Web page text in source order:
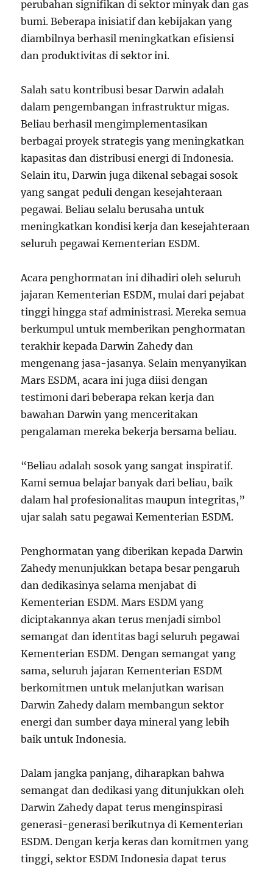
perubahan signifikan di sektor minyak dan gas
bumi. Beberapa inisiatif dan kebijakan yang
diambilnya berhasil meningkatkan efisiensi
dan produktivitas di sektor ini.
Salah satu kontribusi besar Darwin adalah
dalam pengembangan infrastruktur migas.
Beliau berhasil mengimplementasikan
berbagai proyek strategis yang meningkatkan
kapasitas dan distribusi energi di Indonesia.
Selain itu, Darwin juga dikenal sebagai sosok
yang sangat peduli dengan kesejahteraan
pegawai. Beliau selalu berusaha untuk
meningkatkan kondisi kerja dan kesejahteraan
seluruh pegawai Kementerian ESDM.
Acara penghormatan ini dihadiri oleh seluruh
jajaran Kementerian ESDM, mulai dari pejabat
tinggi hingga staf administrasi. Mereka semua
berkumpul untuk memberikan penghormatan
terakhir kepada Darwin Zahedy dan
mengenang jasa-jasanya. Selain menyanyikan
Mars ESDM, acara ini juga diisi dengan
testimoni dari beberapa rekan kerja dan
bawahan Darwin yang menceritakan
pengalaman mereka bekerja bersama beliau.
“Beliau adalah sosok yang sangat inspiratif.
Kami semua belajar banyak dari beliau, baik
dalam hal profesionalitas maupun integritas,”
ujar salah satu pegawai Kementerian ESDM.
Penghormatan yang diberikan kepada Darwin
Zahedy menunjukkan betapa besar pengaruh
dan dedikasinya selama menjabat di
Kementerian ESDM. Mars ESDM yang
diciptakannya akan terus menjadi simbol
semangat dan identitas bagi seluruh pegawai
Kementerian ESDM. Dengan semangat yang
sama, seluruh jajaran Kementerian ESDM
berkomitmen untuk melanjutkan warisan
Darwin Zahedy dalam membangun sektor
energi dan sumber daya mineral yang lebih
baik untuk Indonesia.
Dalam jangka panjang, diharapkan bahwa
semangat dan dedikasi yang ditunjukkan oleh
Darwin Zahedy dapat terus menginspirasi
generasi-generasi berikutnya di Kementerian
ESDM. Dengan kerja keras dan komitmen yang
tinggi, sektor ESDM Indonesia dapat terus